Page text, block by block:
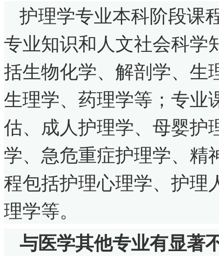
护理学专业本科阶段课
专业知识和人文社会科学
括生物化学、解剖学、生
生理学、药理学等；专业
估、成人护理学、母婴护
学、急危重症护理学、精
程包括护理心理学、护理
理学等。
与医学其他专业有显著